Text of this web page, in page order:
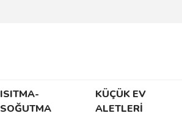
ISITMA-
SOĞUTMA
KÜÇÜK EV
ALETLERİ